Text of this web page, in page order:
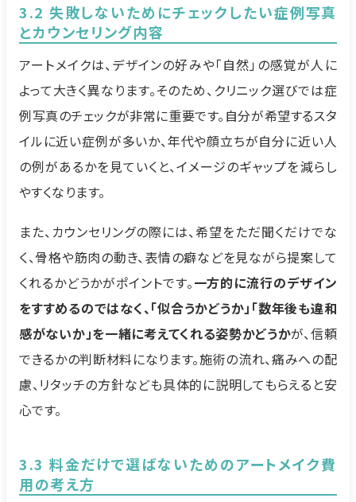
3.2 失敗しないためにチェックしたい症例写真
とカウンセリング内容
アートメイクは、デザインの好みや「自然」の感覚が人に
よって大きく異なります。そのため、クリニック選びでは症
例写真のチェックが非常に重要です。自分が希望するスタ
イルに近い症例が多いか、年代や顔立ちが自分に近い人
の例があるかを見ていくと、イメージのギャップを減らし
やすくなります。
また、カウンセリングの際には、希望をただ聞くだけでな
く、骨格や筋肉の動き、表情の癖などを見ながら提案して
くれるかどうかがポイントです。一方的に流行のデザイン
をすすめるのではなく、「似合うかどうか」「数年後も違和
感がないか」を一緒に考えてくれる姿勢かどうかが、信頼
できるかの判断材料になります。施術の流れ、痛みへの配
慮、リタッチの方針なども具体的に説明してもらえると安
心です。
3.3 料金だけで選ばないためのアートメイク費
用の考え方